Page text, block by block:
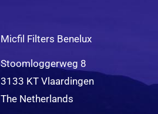
Micfil Filters Benelux
Stoomloggerweg 8
3133 KT Vlaardingen
The Netherlands